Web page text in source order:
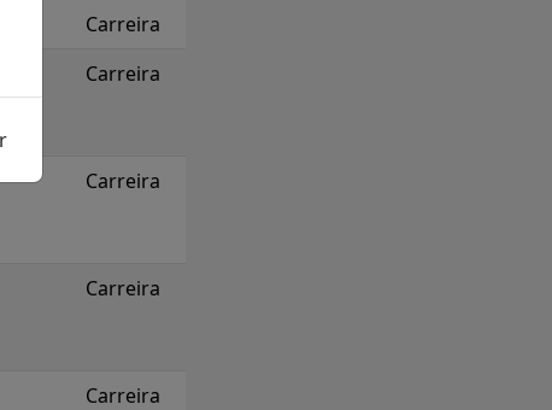
Carreira
Carreira
Carreira
Carreira
Carreira